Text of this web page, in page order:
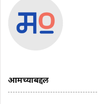
आमच्याबद्दल